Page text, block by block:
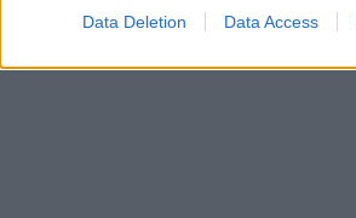
Data Deletion Data Access